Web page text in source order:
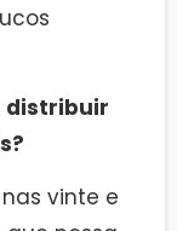
distribuir
vinte e